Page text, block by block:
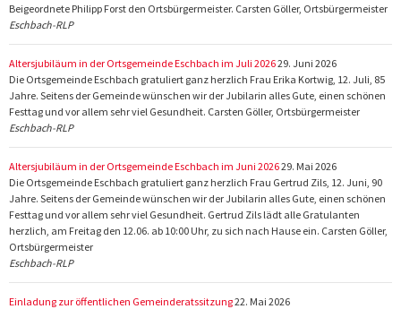
Beigeordnete Philipp Forst den Ortsbürgermeister. Carsten Göller, Ortsbürgermeister
Eschbach-RLP
Altersjubiläum in der Ortsgemeinde Eschbach im Juli 202629. Juni 2026
Die Ortsgemeinde Eschbach gratuliert ganz herzlich Frau Erika Kortwig, 12. Juli, 85
Jahre. Seitens der Gemeinde wünschen wir der Jubilarin alles Gute, einen schönen
Festtag und vor allem sehr viel Gesundheit. Carsten Göller, Ortsbürgermeister
Eschbach-RLP
Altersjubiläum in der Ortsgemeinde Eschbach im Juni 202629. Mai 2026
Die Ortsgemeinde Eschbach gratuliert ganz herzlich Frau Gertrud Zils, 12. Juni, 90
Jahre. Seitens der Gemeinde wünschen wir der Jubilarin alles Gute, einen schönen
Festtag und vor allem sehr viel Gesundheit. Gertrud Zils lädt alle Gratulanten
herzlich, am Freitag den 12.06. ab 10:00 Uhr, zu sich nach Hause ein. Carsten Göller,
Ortsbürgermeister
Eschbach-RLP
Einladung zur öffentlichen Gemeinderatssitzung22. Mai 2026